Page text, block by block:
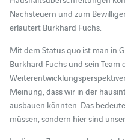
Nachsteuern und zum
erläutert Burkhard Fuchs.
Mit dem Status quo ist man in
Burkhard Fuchs und sein Team
Meinung, dass wir in der
ausbauen könnten. Das
müssen, sondern hier sind